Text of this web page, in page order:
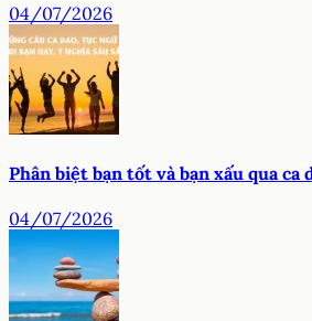
04/07/2026
Phân biệt bạn tốt và bạn xấu qua ca
04/07/2026